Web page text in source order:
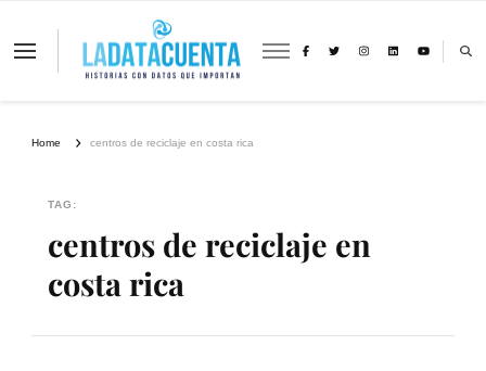
La Data Cuenta es una plataforma
Home centros de reciclaje en costa rica
TAG:
centros de reciclaje en
costa rica